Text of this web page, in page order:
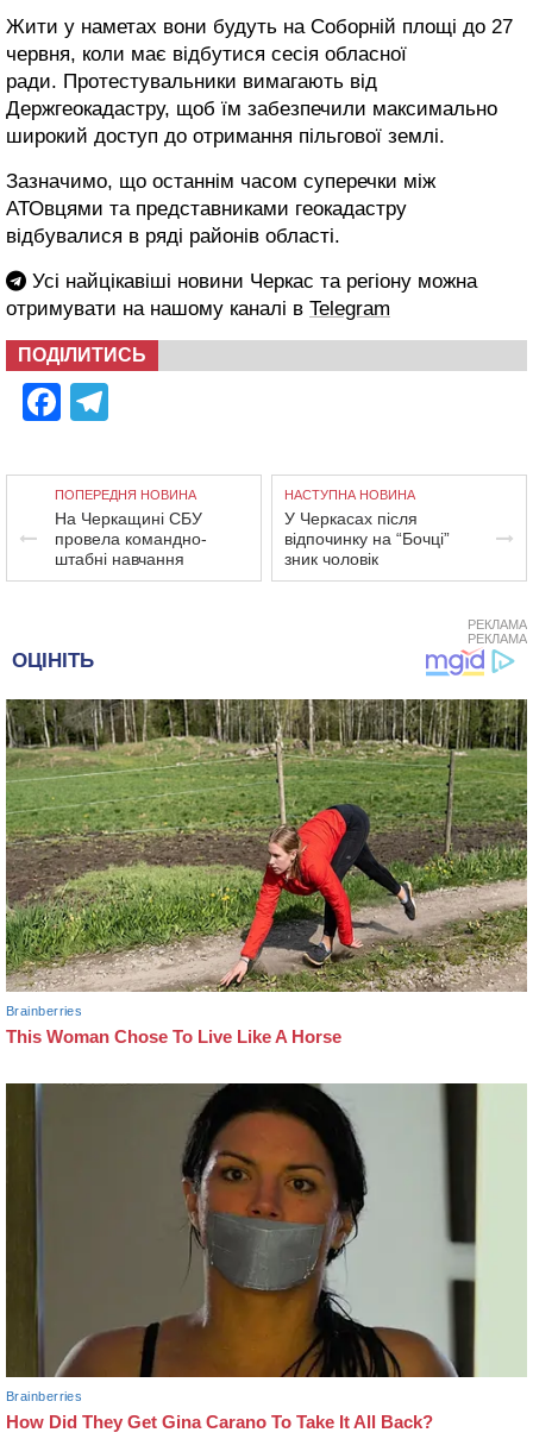
Жити у наметах вони будуть на Соборній площі до 27
червня, коли має відбутися сесія обласної
ради. Протестувальники вимагають від
Держгеокадастру, щоб їм забезпечили максимально
широкий доступ до отримання пільгової землі.
Зазначимо, що останнім часом суперечки між
АТОвцями та представниками геокадастру
відбувалися в ряді районів області.
Усі найцікавіші новини Черкас та регіону можна
отримувати на нашому каналі в Telegram
ПОДІЛИТИСЬ
Facebook
ПОПЕРЕДНЯ НОВИНА
На Черкащині СБУ
провела командно-
штабні навчання
НАСТУПНА НОВИНА
У Черкасах після
відпочинку на “Бочці”
зник чоловік
РЕКЛАМА
РЕКЛАМА